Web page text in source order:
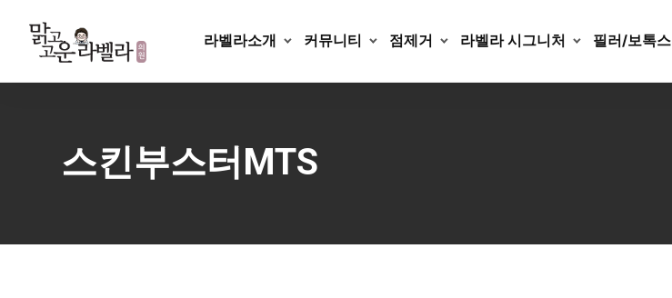
content
라벨라소개 커뮤니티 점제거 라벨라 시그니처 필러/보톡스
스킨부스터MTS